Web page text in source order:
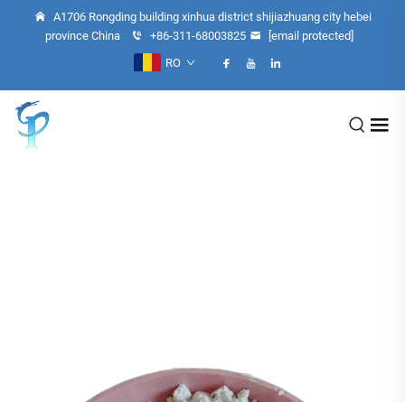
A1706 Rongding building xinhua district shijiazhuang city hebei
province China
+86-311-68003825
[email protected]
RO